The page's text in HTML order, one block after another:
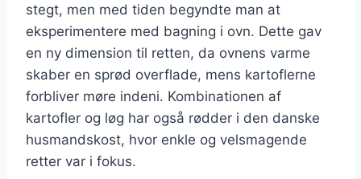
stegt, men med tiden begyndte man at
eksperimentere med bagning i ovn. Dette gav
en ny dimension til retten, da ovnens varme
skaber en sprød overflade, mens kartoflerne
forbliver møre indeni. Kombinationen af
kartofler og løg har også rødder i den danske
husmandskost, hvor enkle og velsmagende
retter var i fokus.